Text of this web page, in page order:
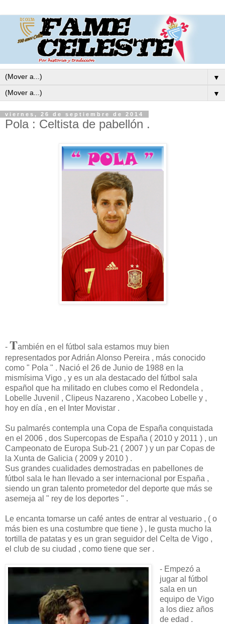
▼
▼
viernes, 26 de septiembre de 2014
Pola : Celtista de pabellón .
- También en el fútbol sala estamos muy bien
representados por Adrián Alonso Pereira , más conocido
como " Pola " . Nació el 26 de Junio de 1988 en la
mismísima Vigo , y es un ala destacado del fútbol sala
español que ha militado en clubes como el Redondela ,
Lobelle Juvenil , Clipeus Nazareno , Xacobeo Lobelle y ,
hoy en día , en el Inter Movistar .
Su palmarés contempla una Copa de España conquistada
en el 2006 , dos Supercopas de España ( 2010 y 2011 ) , un
Campeonato de Europa Sub-21 ( 2007 ) y un par Copas de
la Xunta de Galicia ( 2009 y 2010 ) .
Sus grandes cualidades demostradas en pabellones de
fútbol sala le han llevado a ser internacional por España ,
siendo un gran talento prometedor del deporte que más se
asemeja al " rey de los deportes " .
Le encanta tomarse un café antes de entrar al vestuario , ( o
más bien es una costumbre que tiene ) , le gusta mucho la
tortilla de patatas y es un gran seguidor del Celta de Vigo ,
el club de su ciudad , como tiene que ser .
- Empezó a
jugar al fútbol
sala en un
equipo de Vigo
a los diez años
de edad .